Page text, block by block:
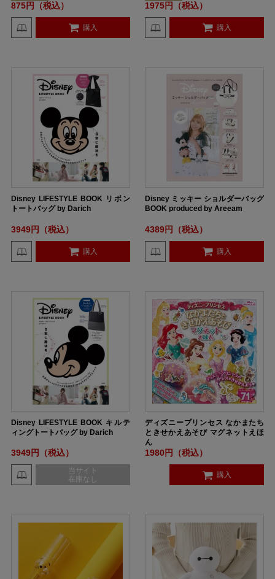
875円（税込）
購入
1975円（税込）
購入
Disney LIFESTYLE BOOK リボン
トートバッグ by Darich
3949円（税込）
購入
Disney ミッキー ショルダーバッグ
BOOK produced by Areeam
4389円（税込）
購入
Disney LIFESTYLE BOOK キルテ
ィングトートバッグ by Darich
3949円（税込）
当サイト
在庫なし
ディズニープリンセス なかまたち
ときせかえあそび マグネットえほ
ん
1980円（税込）
購入